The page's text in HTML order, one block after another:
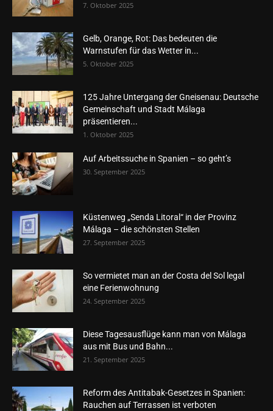
7. Oktober 2025
Gelb, Orange, Rot: Das bedeuten die
Warnstufen für das Wetter in...
5. Oktober 2025
125 Jahre Untergang der Gneisenau: Deutsche
Gemeinschaft und Stadt Málaga
präsentieren...
1. Oktober 2025
Auf Arbeitssuche in Spanien – so geht’s
30. September 2025
Küstenweg „Senda Litoral“ in der Provinz
Málaga – die schönsten Stellen
27. September 2025
So vermietet man an der Costa del Sol legal
eine Ferienwohnung
24. September 2025
Diese Tagesausflüge kann man von Málaga
aus mit Bus und Bahn...
21. September 2025
Reform des Antitabak-Gesetzes in Spanien:
Rauchen auf Terrassen ist verboten